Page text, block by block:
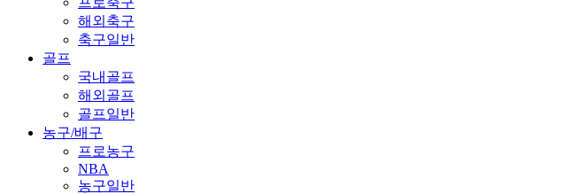
해외축구
축구일반
골프
국내골프
해외골프
골프일반
농구/배구
프로농구
NBA
농구일반